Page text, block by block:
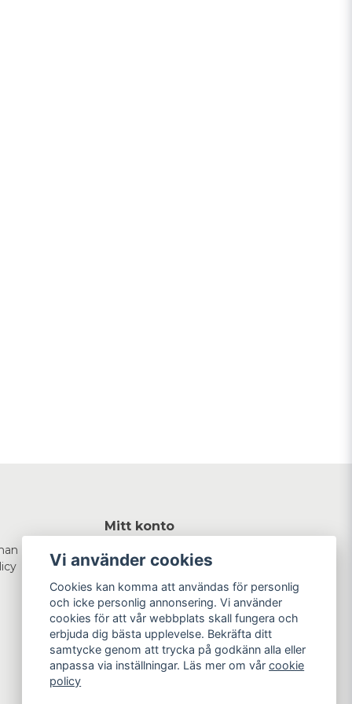
Mitt konto
Logga in
Registrera dig
Glömt lösenord?
Vi använder cookies
Cookies kan komma att användas för personlig
och icke personlig annonsering. Vi använder
cookies för att vår webbplats skall fungera och
erbjuda dig bästa upplevelse. Bekräfta ditt
samtycke genom att trycka på godkänn alla eller
anpassa via inställningar. Läs mer om vårcookie
policy